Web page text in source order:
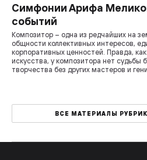
Симфонии Арифа
событий
Композитор – одна из редчайших на
общности коллективных интересов,
корпоративных ценностей. Правда, как
искусства, у композитора нет судьбы
творчества без других мастеров и
ВСЕ МАТЕРИАЛЫ